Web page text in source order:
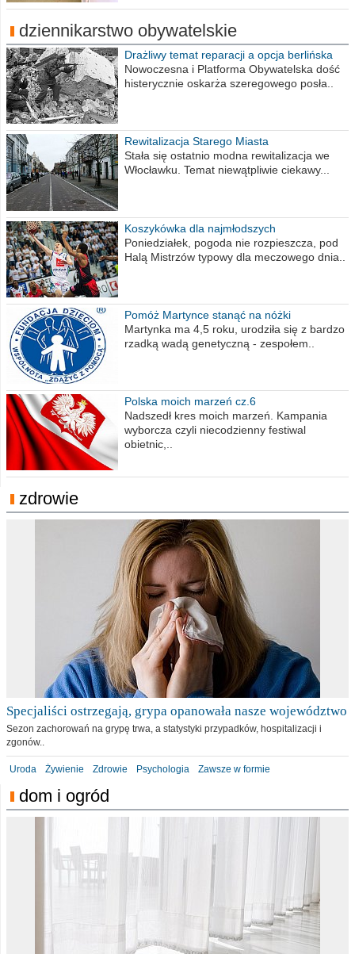
dziennikarstwo obywatelskie
Drażliwy temat reparacji a opcja berlińska
Nowoczesna i Platforma Obywatelska dość
histerycznie oskarża szeregowego posła..
Rewitalizacja Starego Miasta
Stała się ostatnio modna rewitalizacja we
Włocławku. Temat niewątpliwie ciekawy...
Koszykówka dla najmłodszych
Poniedziałek, pogoda nie rozpieszcza, pod
Halą Mistrzów typowy dla meczowego dnia..
Pomóż Martynce stanąć na nóżki
Martynka ma 4,5 roku, urodziła się z bardzo
rzadką wadą genetyczną - zespołem..
Polska moich marzeń cz.6
Nadszedł kres moich marzeń. Kampania
wyborcza czyli niecodzienny festiwal
obietnic,..
zdrowie
Specjaliści ostrzegają, grypa opanowała nasze województwo
Sezon zachorowań na grypę trwa, a statystyki przypadków, hospitalizacji i
zgonów..
Uroda Żywienie Zdrowie Psychologia Zawsze w formie
dom i ogród